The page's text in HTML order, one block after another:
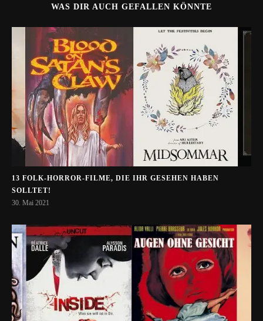
WAS DIR AUCH GEFALLEN KÖNNTE
13 FOLK-HORROR-FILME, DIE IHR GESEHEN HABEN
SOLLTET!
30. Mai 2021